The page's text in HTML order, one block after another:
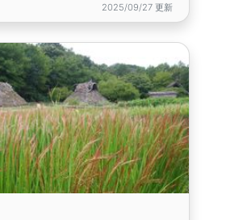
2025/09/27 更新